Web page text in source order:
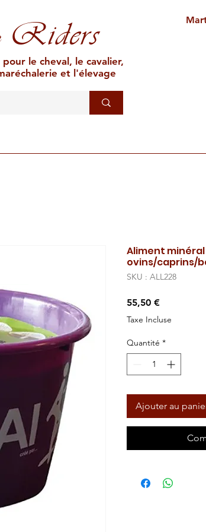
Riders
le cheval, le cavalier,
et l'élevage
Aliment minéral
ovins/caprins/
SKU : ALL228
55,50 €Prix
Taxe Incluse
Quantité *
Ajouter au